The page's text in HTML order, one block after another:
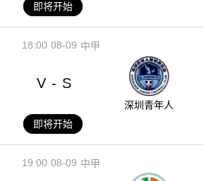
即将开始
08-09
18:00 中甲
V - S
深圳青年人
即将开始
08-09
19:00 中甲